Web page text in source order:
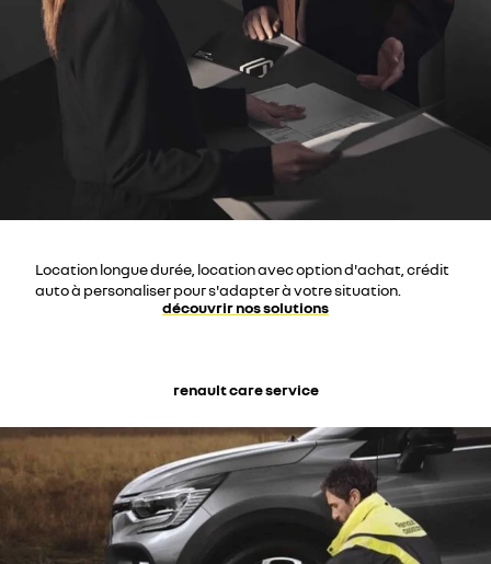
Location longue durée, location avec option d'achat, crédit
auto à personaliser pour s'adapter à votre situation.
découvrir nos solutions
renault care service